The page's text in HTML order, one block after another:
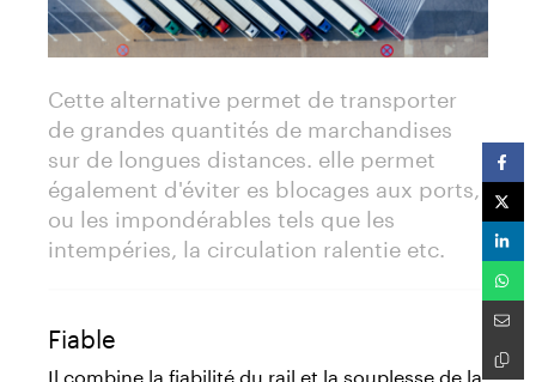
Cette alternative permet de transporter
de grandes quantités de marchandises
sur de longues distances. elle permet
également d'éviter es blocages aux ports,
ou les impondérables tels que les
intempéries, la circulation ralentie etc.
Fiable
Il combine la fiabilité du rail et la souplesse de la